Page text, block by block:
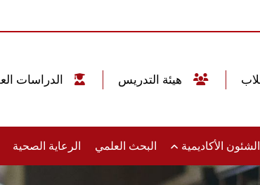
الشئون الأكاديمية البحث العلمي الرعاية الصحية